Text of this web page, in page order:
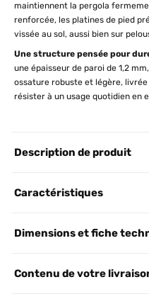
maintiennent la pergola
renforcée, les platines de pied
vissée au sol, aussi bien sur
Une structure pensée pour
une épaisseur de paroi de 1,2
ossature robuste et légère,
résister à un usage quotidien en
Description de produit
Caractéristiques
Dimensions et fiche
Contenu de votre